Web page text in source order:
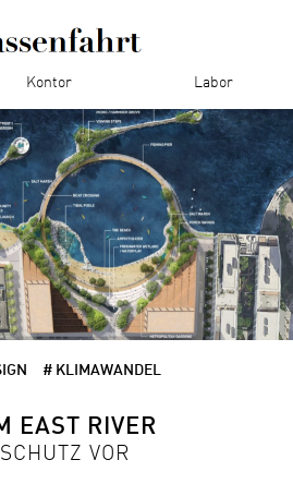
Kontor Labor
# KLIMAWANDEL
EAST RIVER
VOR